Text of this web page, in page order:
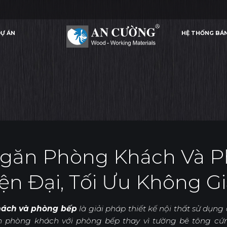
ÁN HỆ THỐNG
ỨNG DỤNG
NGĂN PHÒNG KHÁCH VÀ PHÒNG BẾP ĐẸP, HIỆN ĐẠI, TỐI ƯU KHÔNG GIAN 12 MẪU VÁCH
Phòng Khách Và
Đại, Tối Ưu Không
và phòng bếplà giải pháp thiết kế nội thất sử dụng
phòng khách với phòng bếp thay vì tường bê tông